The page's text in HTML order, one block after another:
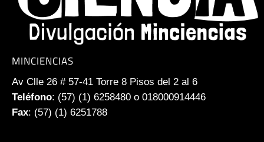
MINCIENCIAS
Av Clle 26 # 57-41 Torre 8 Pisos del 2 al 6
Teléfono: (57) (1) 6258480 o 018000914446
Fax: (57) (1) 6251788